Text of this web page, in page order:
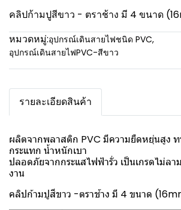
คลิปก้ามปูสีขาว - ตราช้าง มี 4 ขนาด
หมวดหมู่:อุปกรณ์เดินสายไฟชนิด PVC,
อุปกรณ์เดินสายไฟPVC-สีขาว
รายละเอียดสินค้า
ผลิตจากพลาสติก PVC มีความยืดหยุ่นสูง
กระแทก น้ำหนักเบา
ปลอดภัยจากกระแสไฟฟ้ารั่ว เป็นเกรดไม่ลา
งาน
คลิปก้ามปูสีขาว -ตราช้าง มี 4 ขนาด